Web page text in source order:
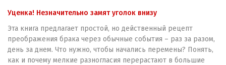
Уценка! Незначительно замят уголок внизу
Эта книга предлагает простой, но действенный рецепт
преображения брака через обычные события – раз за разом,
день за днем. Что нужно, чтобы начались перемены? Понять,
как и почему мелкие разногласия перерастают в большие